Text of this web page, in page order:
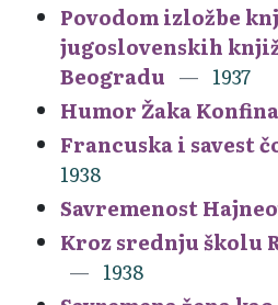
Povodom izložbe
jugoslovenskih
Beogradu
1937
Humor Žaka Konfina
Francuska i savest
1938
Savremenost
Kroz srednju školu
1938